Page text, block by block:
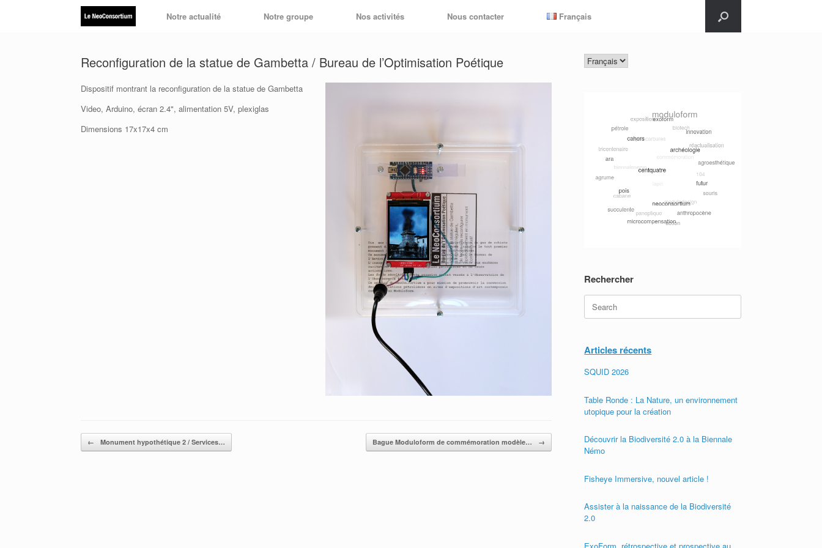
Notre actualité Notre groupe Nos activités Nous contacter Français
Reconfiguration de la statue de Gambetta / Bureau de l’Optimisation Poétique
Dispositif montrant la reconfiguration de la statue de Gambetta
Video, Arduino, écran 2.4", alimentation 5V, plexiglas
Dimensions 17x17x4 cm
Post navigation
← Monument hypothétique 2 / Services… Bague Moduloform de commémoration modèle… →
Choisir
une
Rechercher
for:
Articles récents
SQUID 2026
Table Ronde : La Nature, un environnement
utopique pour la création
Découvrir la Biodiversité 2.0 à la Biennale
Némo
Fisheye Immersive, nouvel article !
Assister à la naissance de la Biodiversité
2.0
ExoForm, rétrospective et prospective au